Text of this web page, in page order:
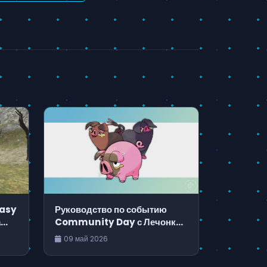
Руководство по событию
Community Day с Лечонком
в Pokémon Go
09 май 2026